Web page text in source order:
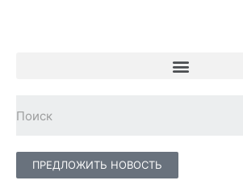
ПРЕДЛОЖИТЬ НОВОСТЬ